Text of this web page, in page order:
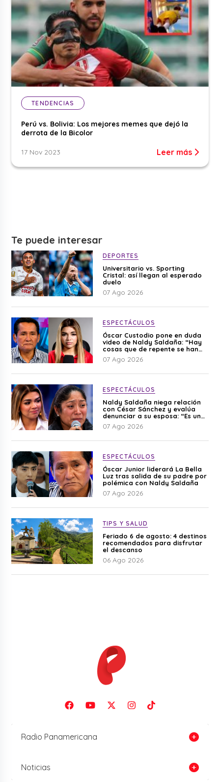
TENDENCIAS
Perú vs. Bolivia: Los mejores memes que dejó la
derrota de la Bicolor
17 Nov 2023 Leer más
Te puede interesar
DEPORTES
Universitario vs. Sporting
Cristal: así llegan al esperado
duelo
07 Ago 2026
ESPECTÁCULOS
Óscar Custodio pone en duda
video de Naldy Saldaña: “Hay
cosas que de repente se han
editado”
07 Ago 2026
ESPECTÁCULOS
Naldy Saldaña niega relación
con César Sánchez y evalúa
denunciar a su esposa: “Es una
difamación”
07 Ago 2026
ESPECTÁCULOS
Óscar Junior liderará La Bella
Luz tras salida de su padre por
polémica con Naldy Saldaña
07 Ago 2026
TIPS Y SALUD
Feriado 6 de agosto: 4 destinos
recomendados para disfrutar
el descanso
06 Ago 2026
Radio Panamericana
Noticias